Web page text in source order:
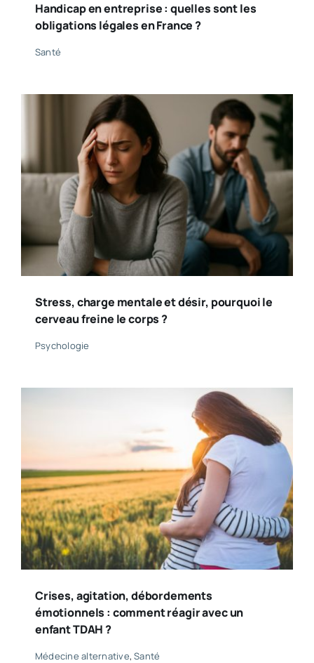
Handicap en entreprise : quelles sont les
obligations légales en France ?
Santé
Stress, charge mentale et désir, pourquoi le
cerveau freine le corps ?
Psychologie
Crises, agitation, débordements
émotionnels : comment réagir avec un
enfant TDAH ?
Médecine alternative,Santé